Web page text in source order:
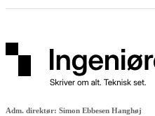
Adm. direktør: Simon Ebbesen Hanghøj